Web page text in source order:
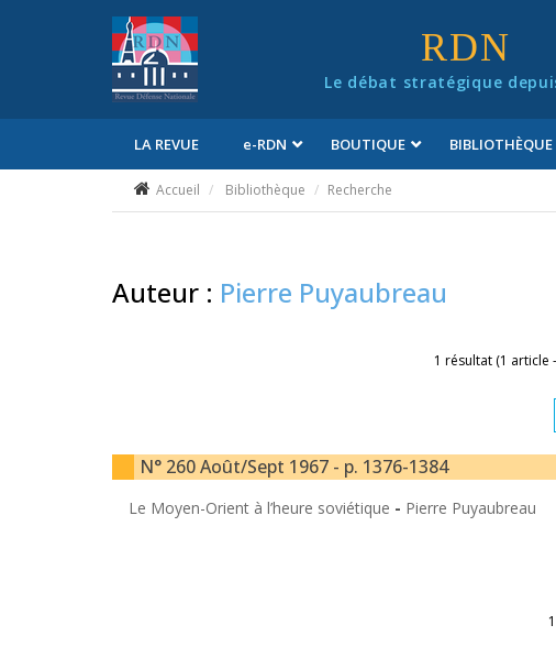
RDN
Le débat stratégique
LA REVUE e-RDN BOUTIQUE BIBLIOTHÈQUE
Accueil Bibliothèque Recherche
Auteur : Pierre Puyaubreau
1 résultat (1 article
N° 260 Août/Sept 1967 - p. 1376-1384
Le Moyen-Orient à l’heure soviétique - Pierre Puyaubreau